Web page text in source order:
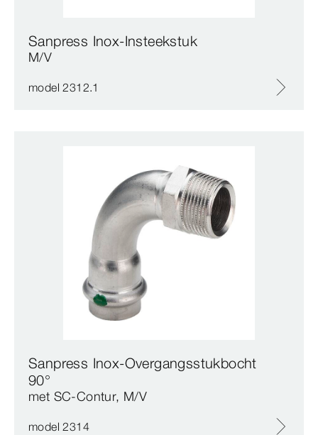
Sanpress Inox-Insteekstuk
M/V
model 2312.1
Sanpress Inox-Overgangsstukbocht
90°
met SC‑Contur, M/V
model 2314